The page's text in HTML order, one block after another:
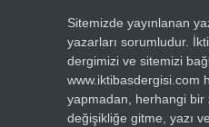
Sitemizde yayınlanan
yazarları sorumludur.
dergimizi ve sitemizi
www.iktibasdergisi.com
yapmadan, herhangi bir
değişikliğe gitme, yazı